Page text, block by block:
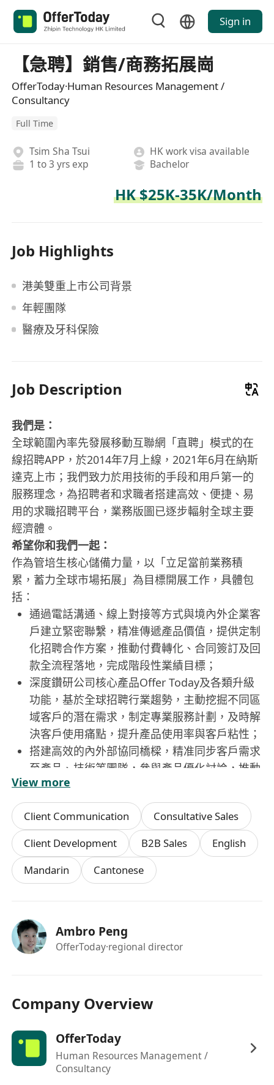
Sign in
【急聘】銷售/商務拓展崗
OfferToday·Human Resources Management /
Consultancy
Full Time
Tsim Sha Tsui
HK work visa available
1 to 3 yrs exp
Bachelor
HK $25K-35K/Month
Job Highlights
港美雙重上市公司背景
年輕團隊
醫療及牙科保險
Job Description
我們是：
全球範圍內率先發展移動互聯網「直聘」模式的在
線招聘APP，於2014年7月上線，2021年6月在納斯
達克上市；我們致力於用技術的手段和用戶第一的
服務理念，為招聘者和求職者搭建高效、便捷、易
用的求職招聘平台，業務版圖已逐步輻射全球主要
經濟體。
希望你和我們一起：
作為管培生核心儲備力量，以「立足當前業務積
累，蓄力全球市場拓展」為目標開展工作，具體包
括：
通過電話溝通、線上對接等方式與境內外企業客
戶建立緊密聯繫，精准傳遞產品價值，提供定制
化招聘合作方案，推動付費轉化、合同簽訂及回
款全流程落地，完成階段性業績目標；
深度鑽研公司核心產品Offer Today及各類升級
功能，基於全球招聘行業趨勢，主動挖掘不同區
域客戶的潛在需求，制定專業服務計劃，及時解
決客戶使用痛點，提升產品使用率與客戶粘性；
搭建高效的內外部協同橋樑，精准同步客戶需求
至產品、技術等團隊，參與產品優化討論，推動
解決方案的迭代完善，形成「需求-落地-反饋」
的閉環；
負責客戶數據的跟蹤與分析，定期輸出可視化數
據報告及PPT彙總，為業務調整和客戶服務優化
提供數據支撐；
積極參與公司全球業務培養計劃，表現優異者將
有機會參與海外市場拓展項目，負責區域銷售團
希望你是：
本科及以上學歷，專業不限，具備一定企業客戶
資源或獨立拓展經驗者優先，對互聯網招聘行業
表達與書面溝通能力，能熟練與不同文化背景的
具備敏銳的商業分析能力、扎實的問題解決能力
及高效的組織協調能力，能快速響應市場變化與
客戶需求；
View more
Client Communication
Consultative Sales
Client Development
B2B Sales
English
Mandarin
Cantonese
Ambro Peng
OfferToday·regional director
Company Overview
OfferToday
Human Resources Management /
Consultancy